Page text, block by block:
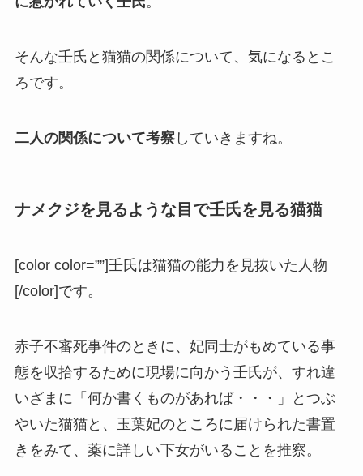
そんな壬氏と猫猫の関係について、気になるとこ
ろです。
二人の関係について考察していきますね。
ナメクジを見るような目で壬氏を見る猫猫
[color color=””]壬氏は猫猫の能力を見抜いた人物
[/color]です。
赤子不審死事件のときに、妃同士がもめている事
態を収拾するために現場に向かう壬氏が、すれ違
いざまに「何か書くものがあれば・・・」とつぶ
やいた猫猫と、玉葉妃のところに届けられた書置
きをみて、薬に詳しい下女がいることを推察。